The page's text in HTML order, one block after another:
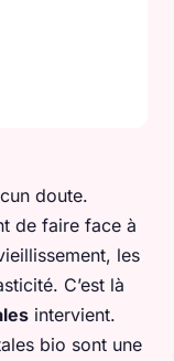
doute.
de faire face à
les
C’est là
intervient.
bio sont une